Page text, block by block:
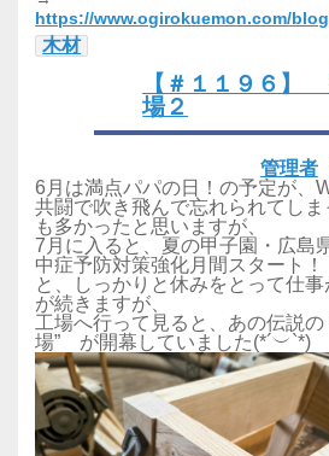
https://www.ogirokuemon.com/
木材
【＃１１９６】
場２
管理者
6月は満点パパの日！の予定が、
共闘で吹き飛んで忘れられてし
も多かったと思いますが、
7月に入ると、夏の甲子園・広島
中症予防対策強化月間スタート！
と、しっかりと休みをとって仕
が続きますが、
工場へ行って見ると、あの伝説の
場” が開幕していました(*´︶`*)